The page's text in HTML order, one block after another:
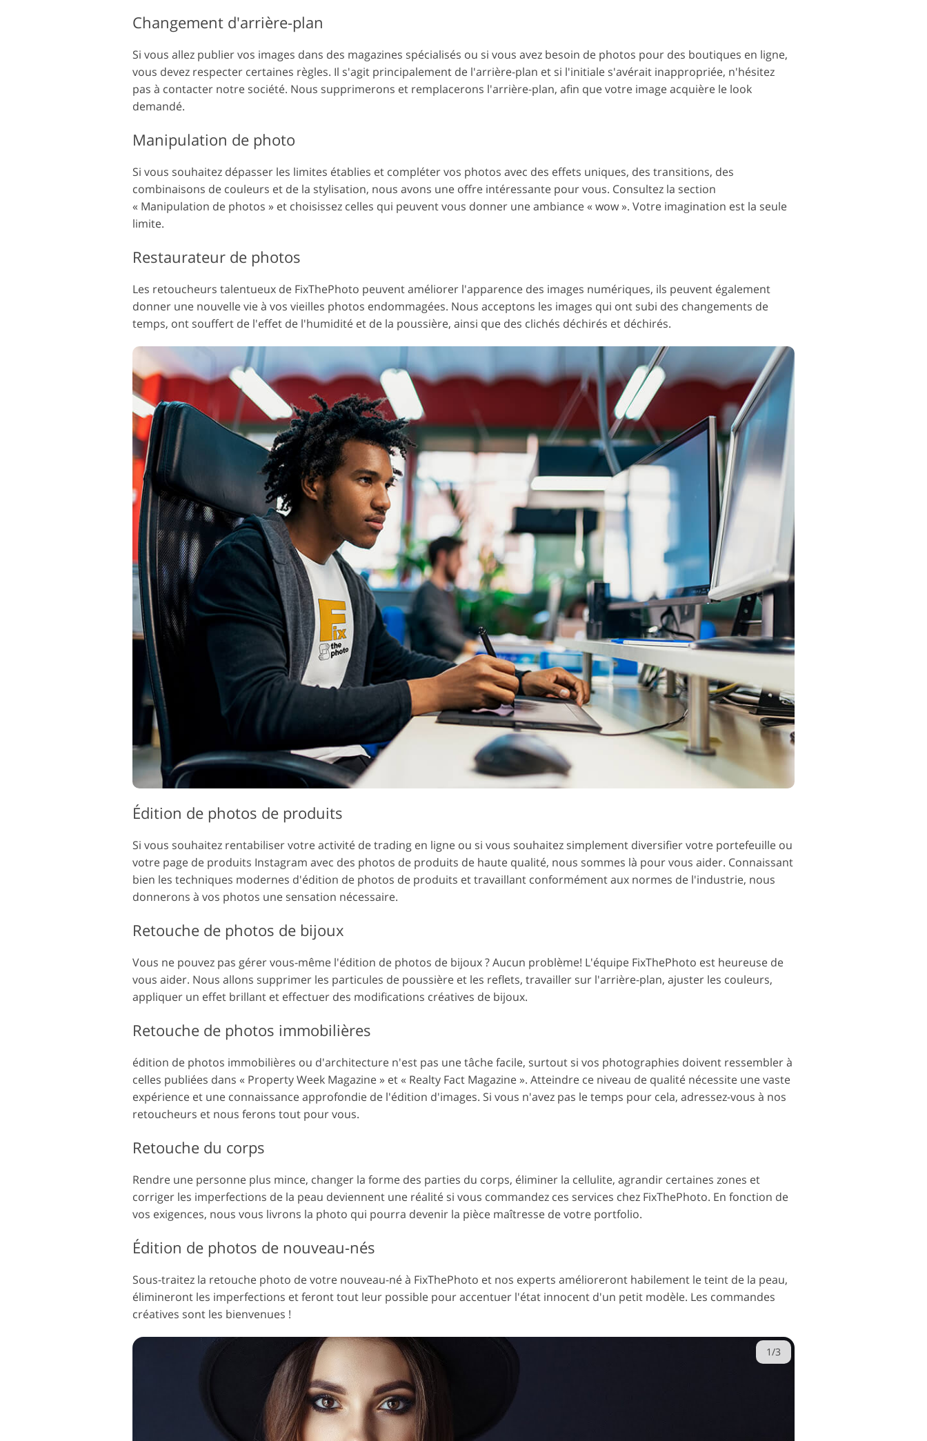
Changement d'arrière-plan
Si vous allez publier vos images dans des magazines spécialisés ou si vous avez besoin de photos pour des boutiques en ligne,
vous devez respecter certaines règles. Il s'agit principalement de l'arrière-plan et si l'initiale s'avérait inappropriée, n'hésitez
pas à contacter notre société. Nous supprimerons et remplacerons l'arrière-plan, afin que votre image acquière le look
demandé.
Manipulation de photo
Si vous souhaitez dépasser les limites établies et compléter vos photos avec des effets uniques, des transitions, des
combinaisons de couleurs et de la stylisation, nous avons une offre intéressante pour vous. Consultez la section
« Manipulation de photos » et choisissez celles qui peuvent vous donner une ambiance « wow ». Votre imagination est la seule
limite.
Restaurateur de photos
Les retoucheurs talentueux de FixThePhoto peuvent améliorer l'apparence des images numériques, ils peuvent également
donner une nouvelle vie à vos vieilles photos endommagées. Nous acceptons les images qui ont subi des changements de
temps, ont souffert de l'effet de l'humidité et de la poussière, ainsi que des clichés déchirés et déchirés.
Édition de photos de produits
Si vous souhaitez rentabiliser votre activité de trading en ligne ou si vous souhaitez simplement diversifier votre portefeuille ou
votre page de produits Instagram avec des photos de produits de haute qualité, nous sommes là pour vous aider. Connaissant
bien les techniques modernes d'édition de photos de produits et travaillant conformément aux normes de l'industrie, nous
donnerons à vos photos une sensation nécessaire.
Retouche de photos de bijoux
Vous ne pouvez pas gérer vous-même l'édition de photos de bijoux ? Aucun problème! L'équipe FixThePhoto est heureuse de
vous aider. Nous allons supprimer les particules de poussière et les reflets, travailler sur l'arrière-plan, ajuster les couleurs,
appliquer un effet brillant et effectuer des modifications créatives de bijoux.
Retouche de photos immobilières
édition de photos immobilières ou d'architecture n'est pas une tâche facile, surtout si vos photographies doivent ressembler à
celles publiées dans « Property Week Magazine » et « Realty Fact Magazine ». Atteindre ce niveau de qualité nécessite une vaste
expérience et une connaissance approfondie de l'édition d'images. Si vous n'avez pas le temps pour cela, adressez-vous à nos
retoucheurs et nous ferons tout pour vous.
Retouche du corps
Rendre une personne plus mince, changer la forme des parties du corps, éliminer la cellulite, agrandir certaines zones et
corriger les imperfections de la peau deviennent une réalité si vous commandez ces services chez FixThePhoto. En fonction de
vos exigences, nous vous livrons la photo qui pourra devenir la pièce maîtresse de votre portfolio.
Édition de photos de nouveau-nés
Sous-traitez la retouche photo de votre nouveau-né à FixThePhoto et nos experts amélioreront habilement le teint de la peau,
élimineront les imperfections et feront tout leur possible pour accentuer l'état innocent d'un petit modèle. Les commandes
créatives sont les bienvenues !
1/3